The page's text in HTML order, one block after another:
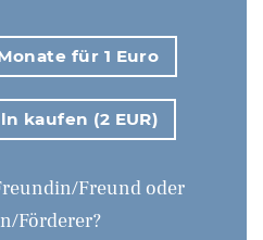
für 1 Euro
kaufen (2 EUR)
Freund oder
Förderer?